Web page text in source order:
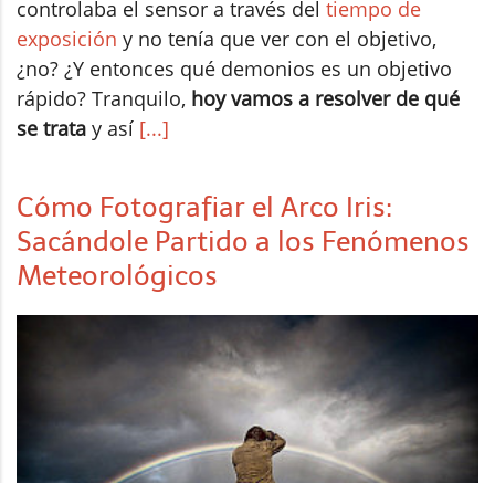
controlaba el sensor a través del tiempo de
exposición y no tenía que ver con el objetivo,
¿no? ¿Y entonces qué demonios es un objetivo
rápido? Tranquilo, hoy vamos a resolver de qué
se trata y así [...]
Cómo Fotografiar el Arco Iris:
Sacándole Partido a los Fenómenos
Meteorológicos